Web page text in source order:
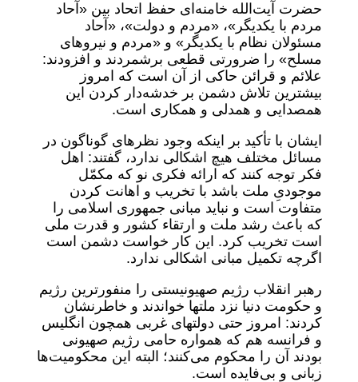
حضرت آیت‌الله خامنه‌ای حفظ اتحاد بین «آحاد
مردم با یکدیگر»، «مردم و دولت»، «آحاد
مسئولان نظام با یکدیگر» و «مردم و نیروهای
مسلح» را ضرورتی قطعی برشمردند و افزودند:
علائم و قرائن حاکی از آن است که امروز
بیشترین تلاش دشمن بر خدشه‌دار کردن این
همصدایی و همدلی و همکاری است.
ایشان با تأکید بر اینکه وجود نظرهای گوناگون در
مسائل مختلف هیچ اشکالی ندارد، گفتند: اهل
فکر توجه کنند که ارائه فکری نو که مکمّل
موجودیِ ملت باشد با تخریب و اهانت کردن
متفاوت است و نباید مبانی جمهوری اسلامی را
که باعث رشد ملت و ارتقاء کشور و قدرت ملی
است تخریب کرد. این کار خواست دشمن است
اگرچه تکمیل مبانی اشکالی ندارد.
رهبر انقلاب رژیم صهیونیستی را منفورترین رژیم
و حکومت دنیا نزد ملتها خواندند و خاطرنشان
کردند: امروز حتی دولتهای غربی همچون انگلیس
و فرانسه هم که همواره حامی رژیم صهیونی
بودند آن را محکوم می‌کنند؛ البته این محکومیت‌ها
زبانی و بی‌فایده است.